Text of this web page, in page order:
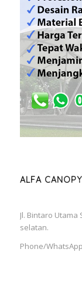
ALFA
Jl. Bintaro
selatan.
Phone/